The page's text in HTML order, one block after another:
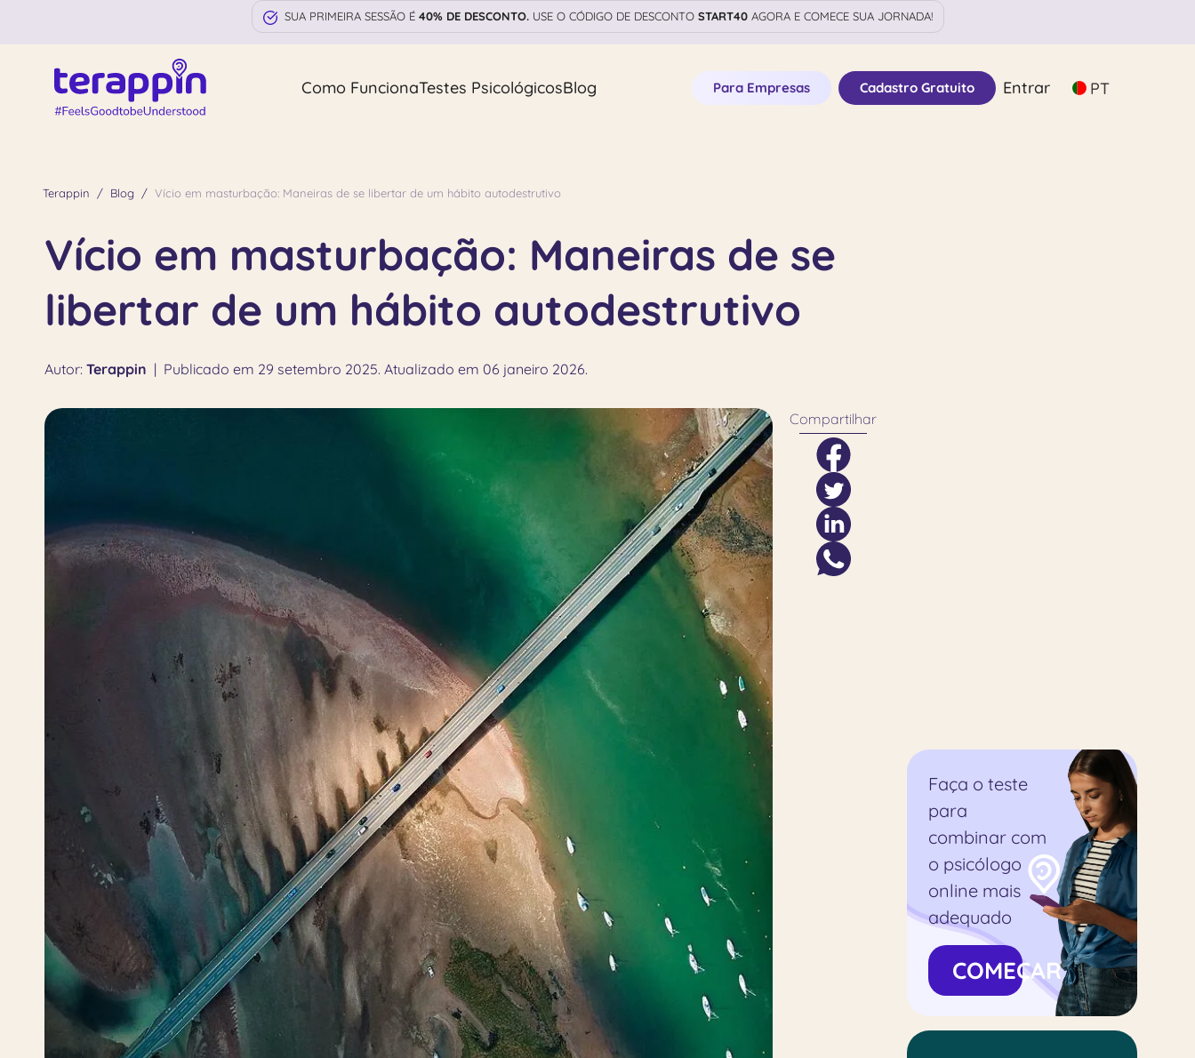
SUA PRIMEIRA SESSÃO É 40% DE DESCONTO.USE O CÓDIGO DE DESCONTO START40AGORA E COMECE SUA JORNADA!
Como FuncionaTestes PsicológicosBlog Para Empresas Cadastro Gratuito Entrar PT
Terappin Blog Vício em masturbação: Maneiras de se libertar de um hábito autodestrutivo
Vício em masturbação: Maneiras de se
libertar de um hábito autodestrutivo
Autor: Terappin | Publicado em 29 setembro 2025. Atualizado em 06 janeiro 2026.
Compartilhar
Faça o teste
para
combinar com
o psicólogo
online mais
adequado
COMEÇAR